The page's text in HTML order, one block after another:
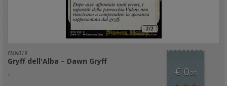
EMN019
Gryff dell'Alba – Dawn Gryff
.. € 0,25